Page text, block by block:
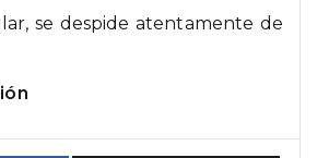
se despide atentamente de